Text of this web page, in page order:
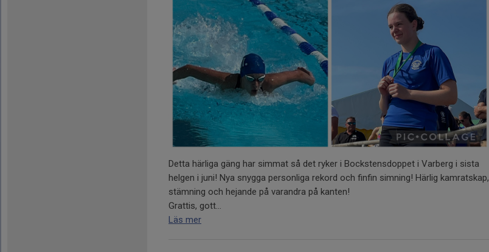
Detta härliga gäng har simmat så det ryker i Bockstensdoppet i Varberg i sista
helgen i juni! Nya snygga personliga rekord och finfin simning! Härlig kamratskap,
stämning och hejande på varandra på kanten!
Grattis, gott...
Läs mer